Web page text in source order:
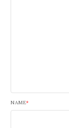
NAME*